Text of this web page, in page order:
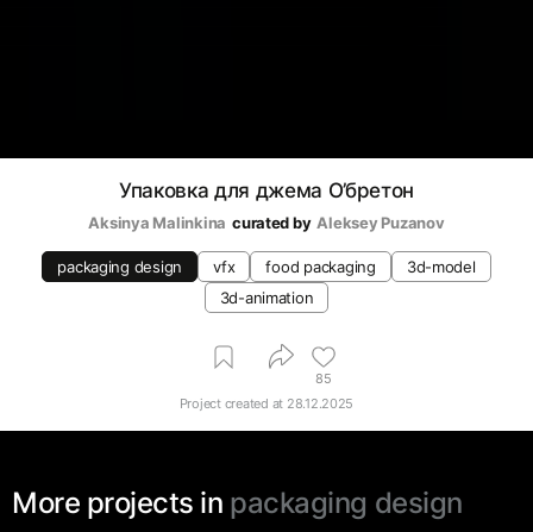
Упаковка для джема О’бретон
Aksinya Malinkina curated by Aleksey Puzanov
packaging design vfx food packaging
3d-model
3d-animation
85
Project created at 28.12.2025
More projects in packaging design